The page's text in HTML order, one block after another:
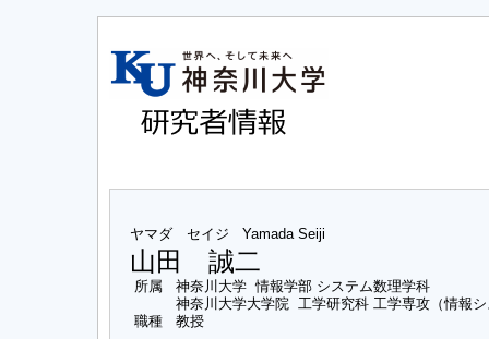
ヤマダ セイジ Yamada Seiji
山田 誠二
所属
神奈川大学 情報学部 システム数理学科
神奈川大学大学院 工学研究科 工学専攻（情報
職種
教授